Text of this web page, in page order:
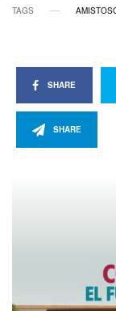
TAGS
SHARE
SHARE